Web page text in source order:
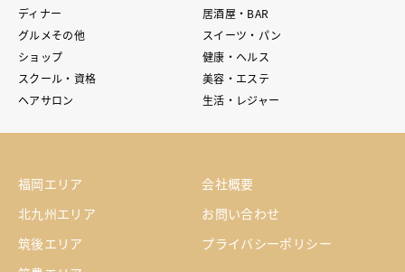
ディナー
居酒屋・BAR
グルメその他
スイーツ・パン
ショップ
健康・ヘルス
スクール・資格
美容・エステ
ヘアサロン
生活・レジャー
福岡エリア
北九州エリア
筑後エリア
会社概要
お問い合わせ
プライバシーポリシー